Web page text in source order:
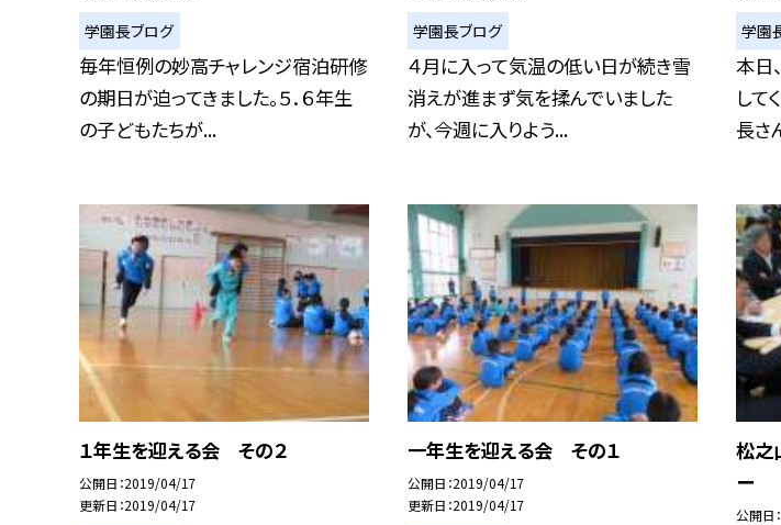
学園長ブログ
毎年恒例の妙高チャレンジ宿泊研修
の期日が迫ってきました。５．６年生
の子どもたちが...
学園長ブログ
４月に入って気温の低い日が続き雪
消えが進まず気を揉んでいました
が、今週に入りよう...
学園
本日
して
長さ
１年生を迎える会 その２
公開日 2019/04/17
更新日 2019/04/17
一年生を迎える会 その１
公開日 2019/04/17
更新日 2019/04/17
松之
ー
公開日